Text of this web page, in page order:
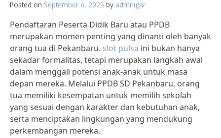
Posted on September 6, 2025 by admingar
Pendaftaran Peserta Didik Baru atau PPDB
merupakan momen penting yang dinanti oleh banyak
orang tua di Pekanbaru. slot pulsa ini bukan hanya
sekadar formalitas, tetapi merupakan langkah awal
dalam menggali potensi anak-anak untuk masa
depan mereka. Melalui PPDB SD Pekanbaru, orang
tua memiliki kesempatan untuk memilih sekolah
yang sesuai dengan karakter dan kebutuhan anak,
serta menciptakan lingkungan yang mendukung
perkembangan mereka.